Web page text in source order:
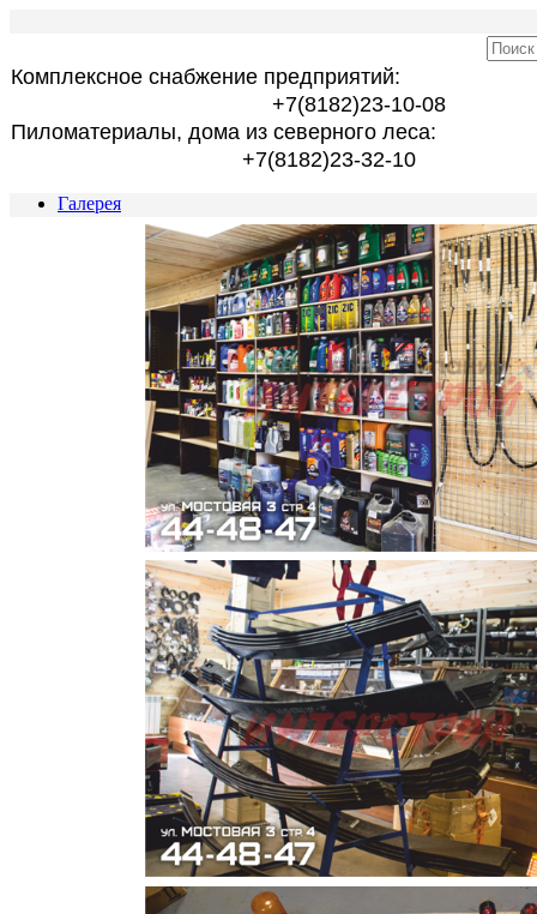
Комплексное снабжение предприятий:
+7(8182)23-10-08
Пиломатериалы, дома из северного леса:
+7(8182)23-32-10
Галерея